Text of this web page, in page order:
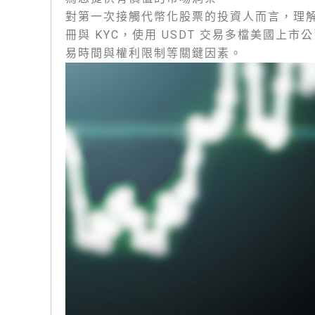
對第一次接觸代幣化股票的投資人而言，理
冊與 KYC，使用 USDT 交易多檔美國上市
易時間與權利限制等關鍵因素。